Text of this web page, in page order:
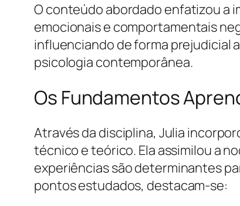
O conteúdo abordado enfatizou a
emocionais e comportamentais
influenciando de forma prejudicial
psicologia contemporânea.
Os Fundamentos
Através da disciplina, Julia
técnico e teórico. Ela assimilou a
experiências são determinantes
pontos estudados, destacam-se: